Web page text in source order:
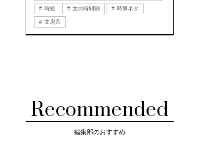
時短 女の時間割 時事ネタ
文房具
Recommended
編集部のおすすめ